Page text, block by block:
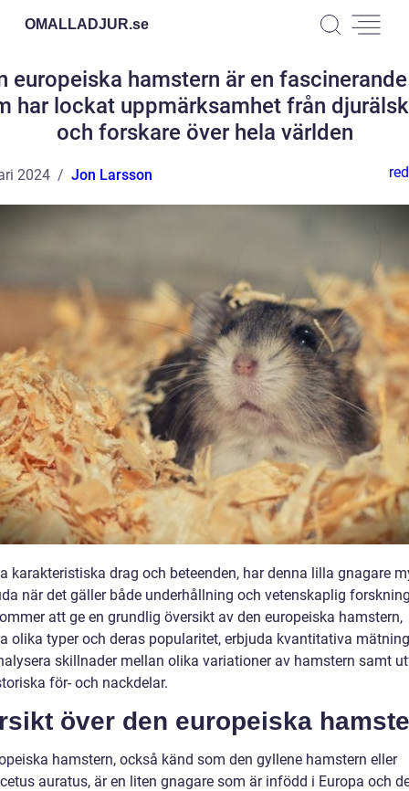
OMALLADJUR.se
europeiska hamstern är en
har lockat uppmärksamhet från
och forskare över hela världen
2024 Jon Larsson
karakteristiska drag och beteenden, har denna lilla gnagare
när det gäller både underhållning och vetenskaplig
att ge en grundlig översikt av den europeiska hamstern,
olika typer och deras popularitet, erbjuda kvantitativa
skillnader mellan olika variationer av hamstern samt
för- och nackdelar.
över den europeiska
hamstern, också känd som den gyllene hamstern eller
auratus, är en liten gnagare som är infödd i Europa och